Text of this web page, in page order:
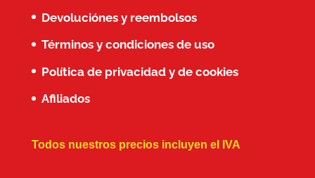
Devoluciónes y reembolsos
Términos y condiciones de uso
Política de privacidad y de cookies
Afiliados
Todos nuestros precios incluyen el IVA